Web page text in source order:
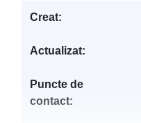
Creat:
Actualizat:
Puncte de
contact: